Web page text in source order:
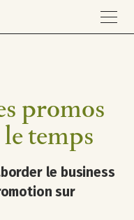
promos
temps
le business
sur